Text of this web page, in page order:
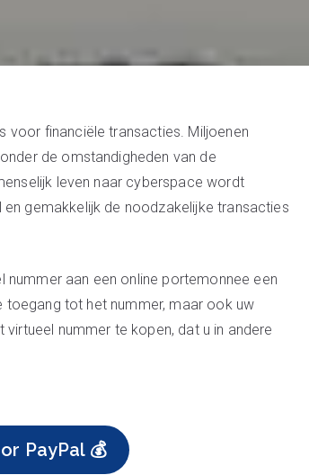
voor financiële transacties. Miljoenen
de omstandigheden van de
leven naar cyberspace wordt
gemakkelijk de noodzakelijke transacties
aan een online portemonnee een
toegang tot het nummer, maar ook uw
nummer te kopen, dat u in andere
PayPal 💰